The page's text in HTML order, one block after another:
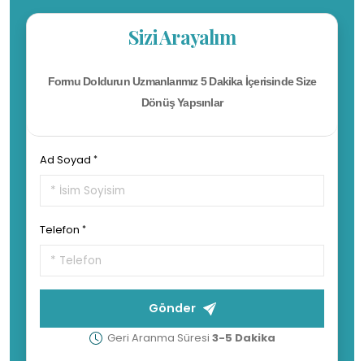
Sizi Arayalım
Formu Doldurun Uzmanlarımız 5 Dakika İçerisinde Size
Dönüş Yapsınlar
Ad Soyad
Telefon
Gönder
Geri Aranma Süresi 3-5 Dakika